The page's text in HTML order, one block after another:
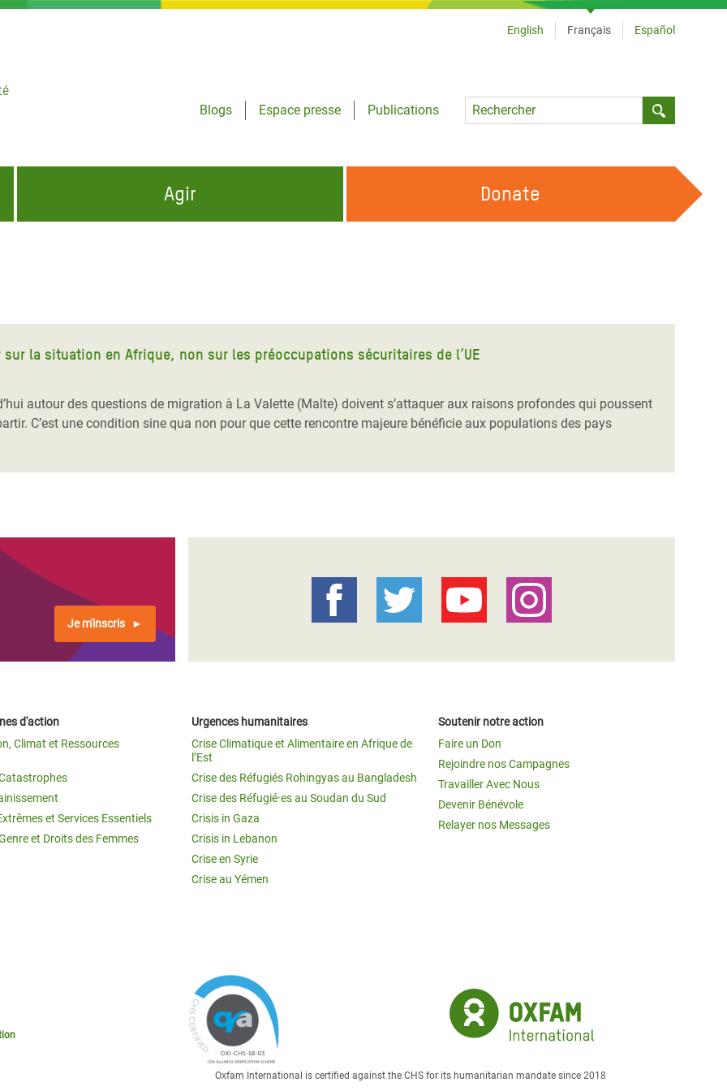
Blogs
Espace presse
Publications
Language
English Français Español
en Afrique de
Réfugié·es au
du Sud
Agir Donate
la situation en Afrique, non sur les préoccupations sécuritaires de l’UE
autour des questions de migration à La Valette (Malte) doivent s’attaquer aux raisons profondes qui poussent
C’est une condition sine qua non pour que cette rencontre majeure bénéficie aux populations des pays
Je m'inscris
d'action
Climat et Ressources
et Services Essentiels
et Droits des Femmes
Urgences humanitaires
Crise Climatique et Alimentaire en Afrique de
l’Est
Crise des Réfugiés Rohingyas au Bangladesh
Crise des Réfugié·es au Soudan du Sud
Crisis in Gaza
Crisis in Lebanon
Crise en Syrie
Crise au Yémen
Soutenir notre action
Faire un Don
Rejoindre nos Campagnes
Travailler Avec Nous
Devenir Bénévole
Relayer nos Messages
Oxfam International is certified against the CHS for its humanitarian mandate since 2018